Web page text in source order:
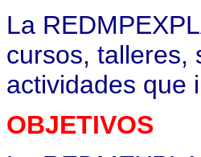
La
cursos, talleres,
actividades que
OBJETIVOS